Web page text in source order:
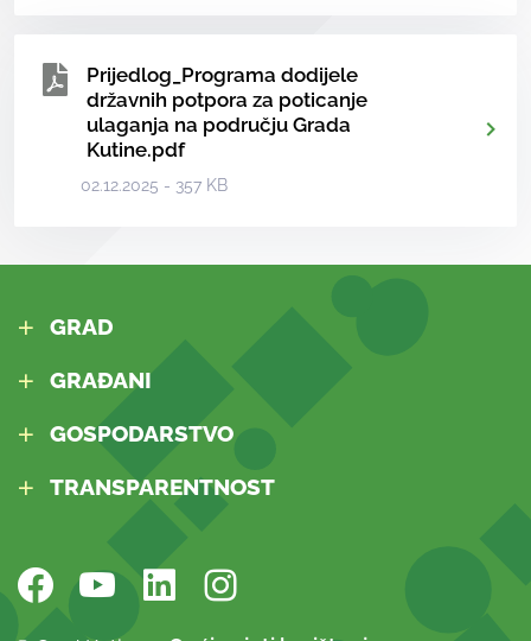
Prijedlog_Programa dodijele
državnih potpora za poticanje
ulaganja na području Grada
Kutine.pdf
02.12.2025 - 357 KB
GRAD
GRAĐANI
GOSPODARSTVO
TRANSPARENTNOST